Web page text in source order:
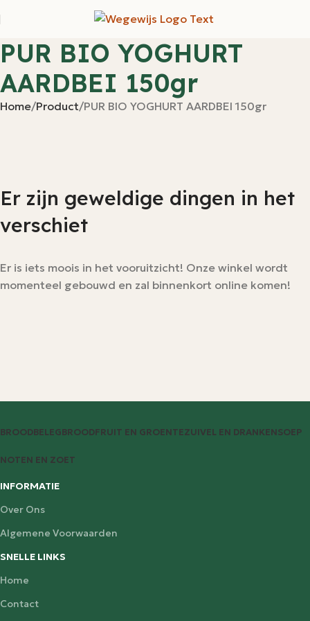
PUR BIO YOGHURT
AARDBEI 150gr
Home Product PUR BIO YOGHURT AARDBEI 150gr
Er zijn geweldige dingen in het
verschiet
Er is iets moois in het vooruitzicht! Onze winkel wordt
momenteel gebouwd en zal binnenkort online komen!
BROODBELEGBROODFRUIT EN GROENTEZUIVEL EN DRANKENSOEP
NOTEN EN ZOET
INFORMATIE
Over Ons
Algemene Voorwaarden
SNELLE LINKS
Home
Contact